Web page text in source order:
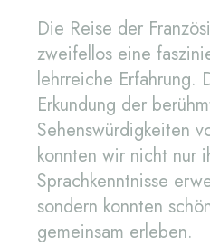
Die Reise der
zweifellos eine
lehrreiche Erfahrung.
Erkundung der
Sehenswürdigkeiten
konnten wir nicht nur
Sprachkenntnisse
sondern konnten
gemeinsam erleben.